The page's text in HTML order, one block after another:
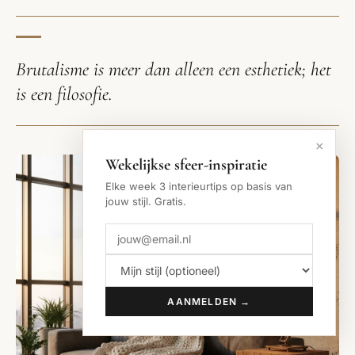
Brutalisme is meer dan alleen een esthetiek; het
is een filosofie.
×
Wekelijkse sfeer-inspiratie
Elke week 3 interieurtips op basis van
jouw stijl. Gratis.
AANMELDEN →